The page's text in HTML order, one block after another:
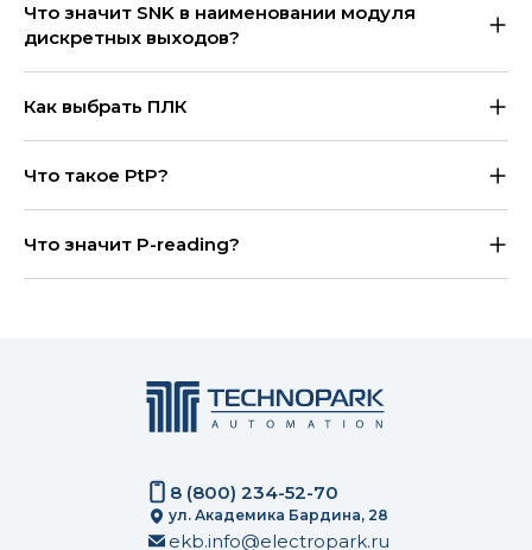
Что значит SNK в наименовании модуля
дискретных выходов?
Как выбрать ПЛК
Что такое PtP?
Что значит P-reading?
8 (800) 234-52-70
ул. Академика Бардина, 28
ekb.info@electropark.ru